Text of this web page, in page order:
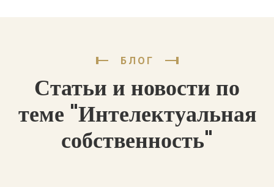
БЛОГ
Статьи и новости по
теме "Интелектуальная
собственность"